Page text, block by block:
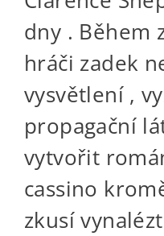
dny . Během
hráči zadek
vysvětlení ,
propagační
vytvořit
cassino
zkusí